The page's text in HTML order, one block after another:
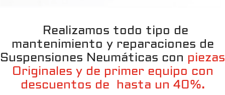
Realizamos todo tipo de
mantenimiento y reparaciones de
Suspensiones Neumáticas con piezas
Originales y de primer equipo con
descuentos de hasta un 40%.